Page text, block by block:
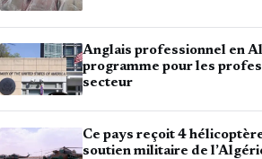
Anglais professionnel en
programme pour les
secteur
Ce pays reçoit 4
soutien militaire de